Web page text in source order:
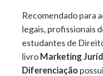
Recomendado para
legais, profissionais
estudantes de
livroMarketing
Diferenciação